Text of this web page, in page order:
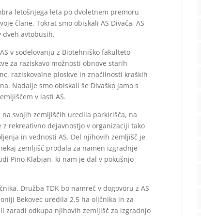
letošnjega leta po dvoletnem premoru
člane. Tokrat smo obiskali AS Divača, AS
dveh avtobusih.
v sodelovanju z Biotehniško fakulteto
za raziskavo možnosti obnove starih
raziskovalne ploskve in značilnosti kraških
Nadalje smo obiskali še Divaško jamo s
v lasti AS.
na svojih zemljiščih uredila parkirišča, na
rekreativno dejavnostjo v organizaciji tako
in vednosti AS. Del njihovih zemljišč je
zemljišč prodala za namen izgradnje
Pino Klabjan, ki nam je dal v pokušnjo
Družba TDK bo namreč v dogovoru z AS
Bekovec uredila 2.5 ha oljčnika in za
zaradi odkupa njihovih zemljišč za izgradnjo